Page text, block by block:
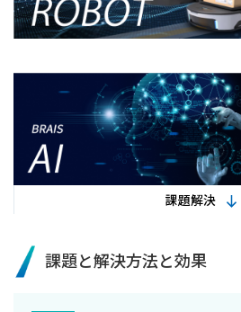
課題解決
課題と解決方法と効果